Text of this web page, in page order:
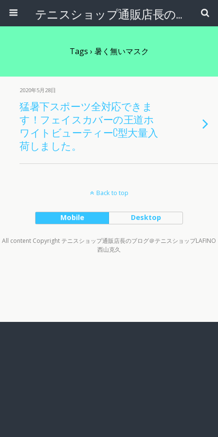
テニスショップ通販店長のブログ＠テニスショップLAFINO 西山克久
Tags › 暑く無いマスク
2020年5月28日
猛暑下スポーツ全対応できま
す！フェイスカバーの王道ホ
ワイトビューティーC型大量入
荷しました。
Back to top
Mobile Desktop
All content Copyright テニスショップ通販店長のブログ＠テニスショップLAFINO
西山克久